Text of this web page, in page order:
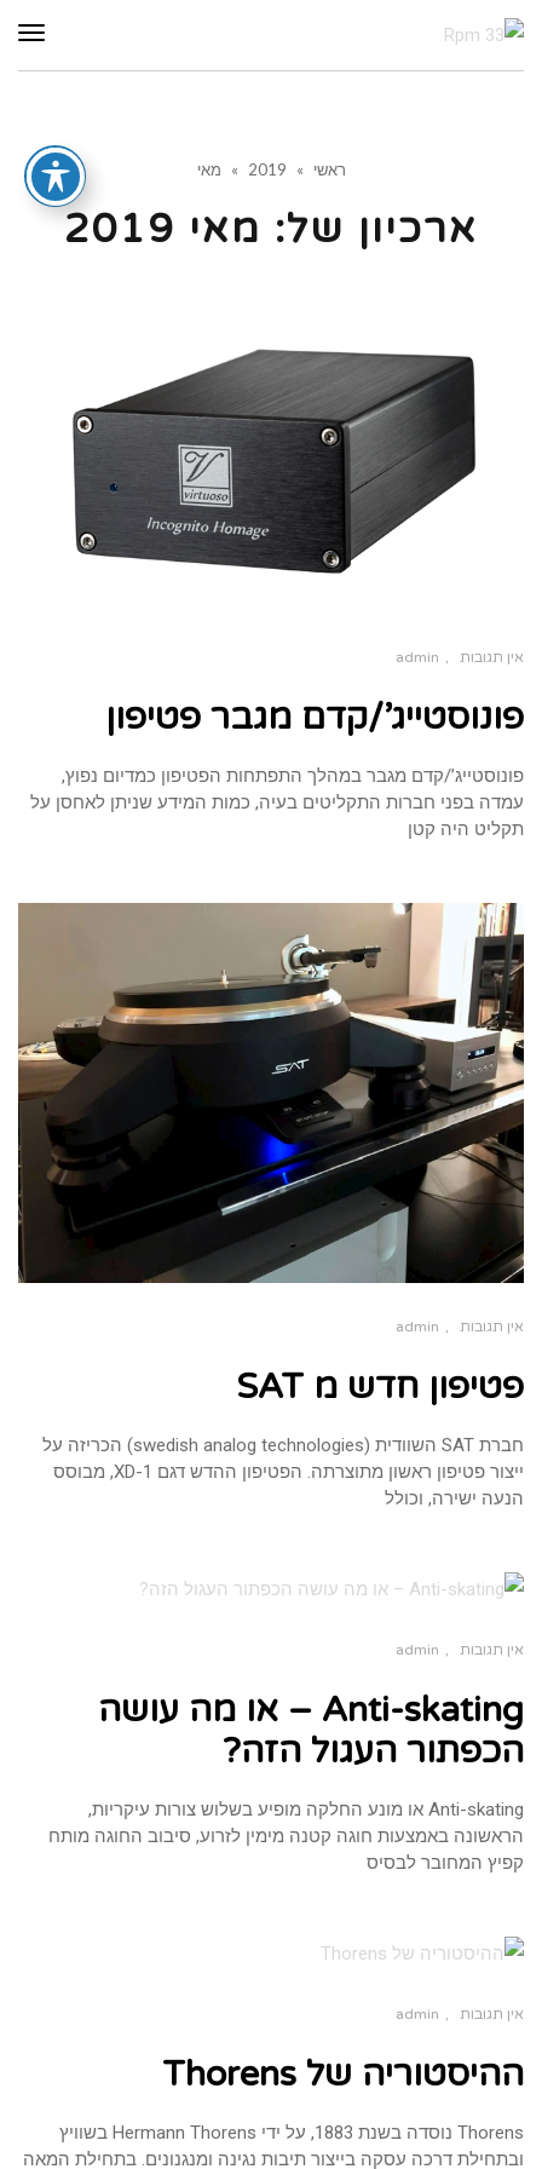
ראשי »
2019
» מאי
ארכיון של: מאי 2019
אין תגובות admin
פונוסטייג’/קדם מגבר פטיפון
פונוסטייג’/קדם מגבר במהלך התפתחות הפטיפון כמדיום נפוץ,
עמדה בפני חברות התקליטים בעיה, כמות המידע שניתן לאחסן על
תקליט היה קטן
אין תגובות admin
פטיפון חדש מ SAT
חברת SAT השוודית (swedish analog technologies) הכריזה על
ייצור פטיפון ראשון מתוצרתה. הפטיפון ההדש דגם XD-1, מבוסס
הנעה ישירה, וכולל
אין תגובות admin
Anti-skating – או מה עושה
הכפתור העגול הזה?
Anti-skating או מונע החלקה מופיע בשלוש צורות עיקריות,
הראשונה באמצעות חוגה קטנה מימין לזרוע, סיבוב החוגה מותח
קפיץ המחובר לבסיס
אין תגובות admin
ההיסטוריה של Thorens
Thorens נוסדה בשנת 1883, על ידי Hermann Thorens בשוויץ
ובתחילת דרכה עסקה בייצור תיבות נגינה ומנגנונים. בתחילת המאה